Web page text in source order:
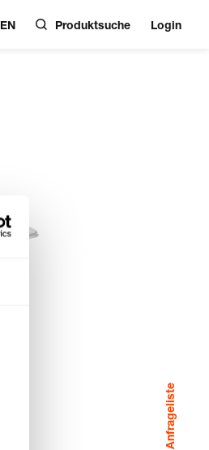
EN Produktsuche Login
Anfrageliste